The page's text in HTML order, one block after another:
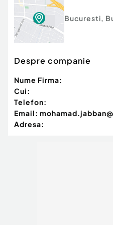
Bucuresti,
Despre companie
Nume Firma:
Cui:
Telefon:
Email:
Adresa: